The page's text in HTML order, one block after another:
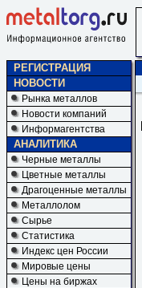
РЕГИСТРАЦИЯ
НОВОСТИ
Рынка металлов
Новости компаний
Информагентства
АНАЛИТИКА
Черные металлы
Цветные металлы
Драгоценные металлы
Металлолом
Сырье
Статистика
Индекс цен России
Мировые цены
Цены на биржах